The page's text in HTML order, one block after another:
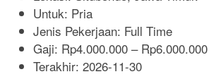
Untuk: Pria
Jenis Pekerjaan: Full Time
Gaji: Rp4.000.000 – Rp6.000.000
Terakhir: 2026-11-30